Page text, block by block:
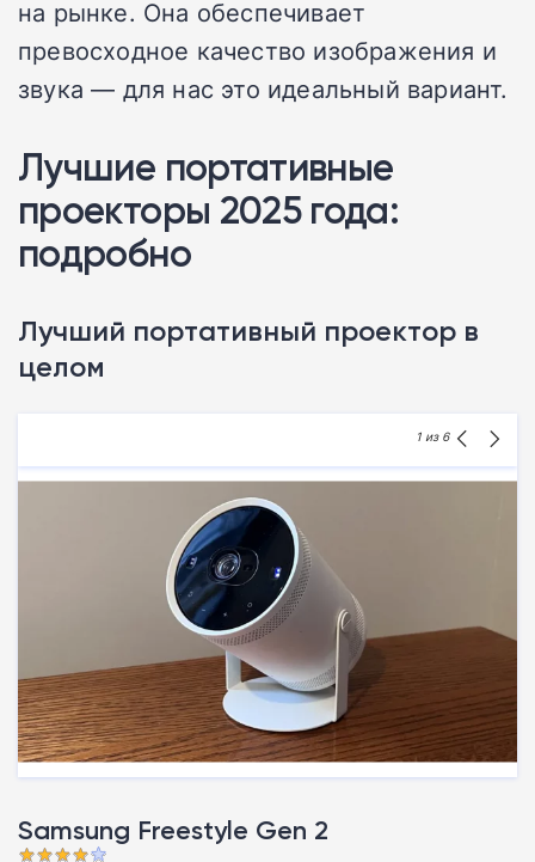
на рынке. Она обеспечивает
превосходное качество изображения и
звука — для нас это идеальный вариант.
Лучшие портативные
проекторы 2025 года:
подробно
Лучший портативный проектор в
целом
1 из 6
Samsung Freestyle Gen 2